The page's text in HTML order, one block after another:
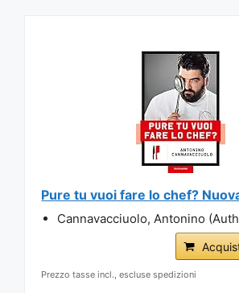
Pure tu vuoi fare lo chef?
Cannavacciuolo, Antonino
Prezzo tasse incl., escluse spedizioni